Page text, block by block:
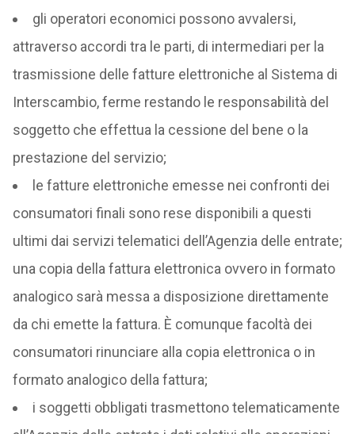
gli operatori economici possono avvalersi,
attraverso accordi tra le parti, di intermediari per la
trasmissione delle fatture elettroniche al Sistema di
Interscambio, ferme restando le responsabilità del
soggetto che effettua la cessione del bene o la
prestazione del servizio;
le fatture elettroniche emesse nei confronti dei
consumatori finali sono rese disponibili a questi
ultimi dai servizi telematici dell’Agenzia delle entrate;
una copia della fattura elettronica ovvero in formato
analogico sarà messa a disposizione direttamente
da chi emette la fattura. È comunque facoltà dei
consumatori rinunciare alla copia elettronica o in
formato analogico della fattura;
i soggetti obbligati trasmettono telematicamente